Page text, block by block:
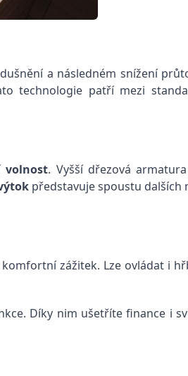
a následném snížení
technologie patří mezi
volnost. Vyšší dřezová
představuje spoustu dalších
zážitek. Lze ovládat i
Díky nim ušetříte finance i